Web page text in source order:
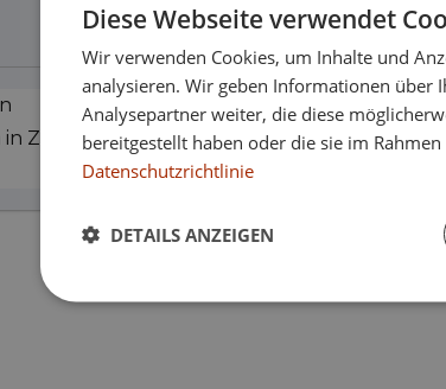
in Zahlung
Diese Webseite verwendet
Wir verwenden Cookies, um Inhalte und
analysieren. Wir geben Informationen über
Analysepartner weiter, die diese
bereitgestellt haben oder die sie im
Datenschutzrichtlinie
DETAILS ANZEIGEN